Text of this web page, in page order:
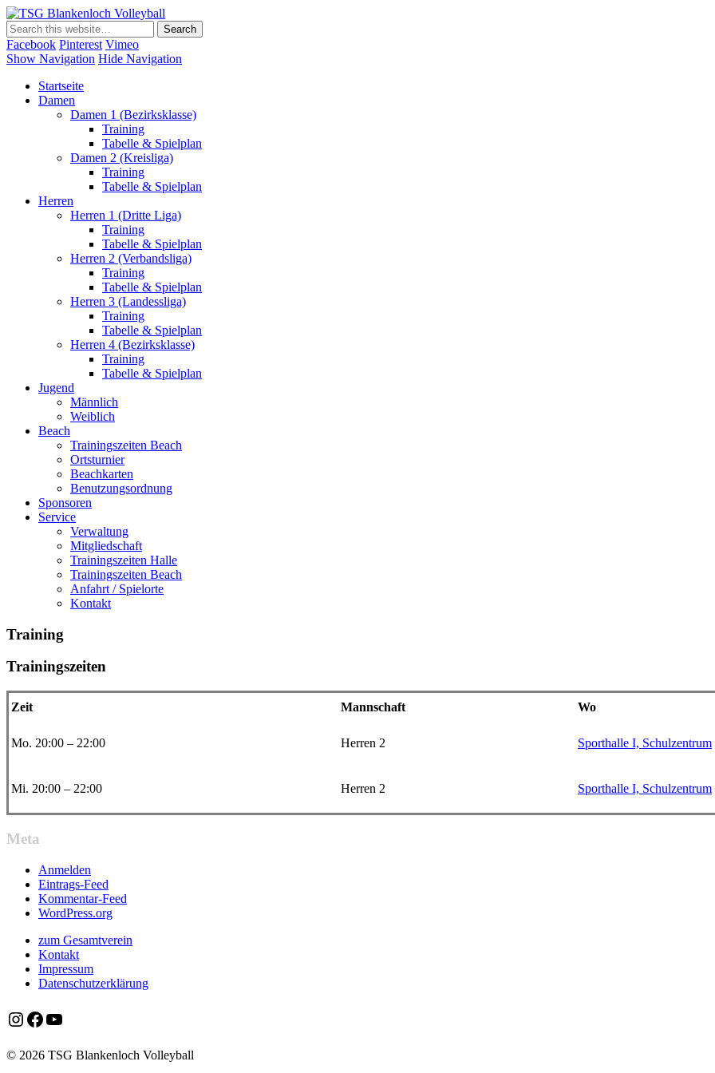
Volleyball Dritte Liga
Facebook Pinterest Vimeo
Show Navigation Hide Navigation
Startseite
Damen
Damen 1 (Bezirksklasse)
Training
Tabelle & Spielplan
Damen 2 (Kreisliga)
Training
Tabelle & Spielplan
Herren
Herren 1 (Dritte Liga)
Training
Tabelle & Spielplan
Herren 2 (Verbandsliga)
Training
Tabelle & Spielplan
Herren 3 (Landessliga)
Training
Tabelle & Spielplan
Herren 4 (Bezirksklasse)
Training
Tabelle & Spielplan
Jugend
Männlich
Weiblich
Beach
Trainingszeiten Beach
Ortsturnier
Beachkarten
Benutzungsordnung
Sponsoren
Service
Verwaltung
Mitgliedschaft
Trainingszeiten Halle
Trainingszeiten Beach
Anfahrt / Spielorte
Kontakt
Training
Trainingszeiten
Zeit Mannschaft Wo
Mo. 20:00 – 22:00 Herren 2 Sporthalle I, Schulzentrum
Mi. 20:00 – 22:00 Herren 2 Sporthalle I, Schulzentrum
Meta
Anmelden
Eintrags-Feed
Kommentar-Feed
WordPress.org
zum Gesamtverein
Kontakt
Impressum
Datenschutzerklärung
Instagram
Facebook
YouTube
© 2026 TSG Blankenloch Volleyball